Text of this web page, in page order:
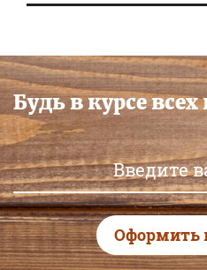
Будь в курсе
Оформить